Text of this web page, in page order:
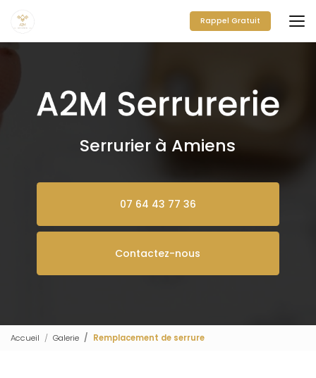
contenu
principal
Rappel Gratuit
Serrurier à Amiens
07 64 43 77 36
Contactez-nous
Accueil Galerie Remplacement de serrure